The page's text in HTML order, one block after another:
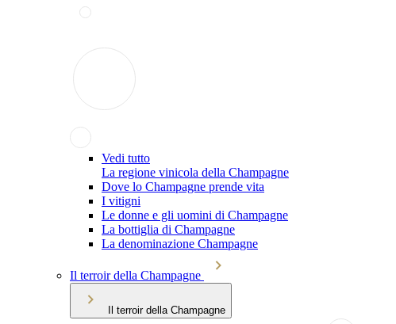
Vedi tutto
La regione vinicola della Champagne
Dove lo Champagne prende vita
I vitigni
Le donne e gli uomini di Champagne
La bottiglia di Champagne
La denominazione Champagne
Il terroir della Champagne
Il terroir della Champagne